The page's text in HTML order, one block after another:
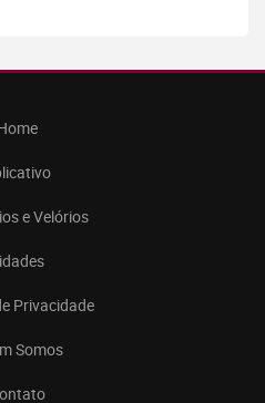
e Velórios
Privacidade
Somos